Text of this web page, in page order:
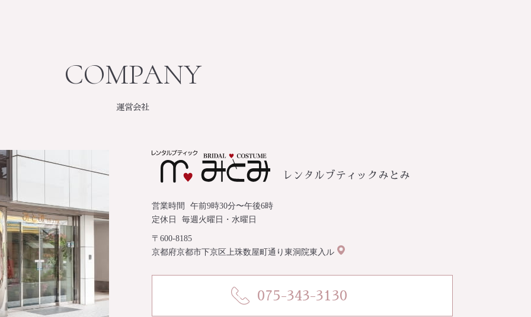
運営会社
営業時間
午前9時30分〜午後6時
定休日
毎週火曜日・水曜日
〒600-8185
京都府京都市下京区上珠数屋町通り東洞院東入ル
075-343-3130